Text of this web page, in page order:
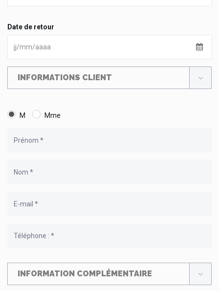
Date de retour
INFORMATIONS CLIENT
M Mme
INFORMATION COMPLÉMENTAIRE